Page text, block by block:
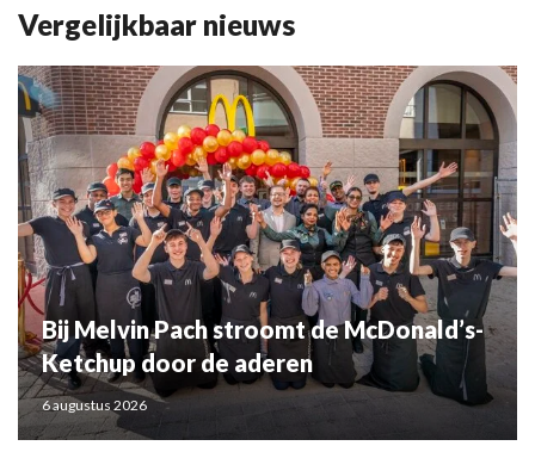
Vergelijkbaar nieuws
Bij Melvin Pach stroomt de McDonald’s-
Ketchup door de aderen
6 augustus 2026